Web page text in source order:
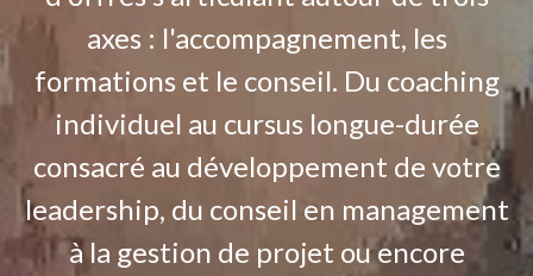
axes : l'accompagnement, les
formations et le conseil. Du coaching
individuel au cursus longue-durée
consacré au développement de votre
leadership, du conseil en management
à la gestion de projet ou encore